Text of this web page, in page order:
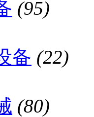
(95)
备 (22)
(80)